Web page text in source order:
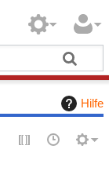
Hilfe